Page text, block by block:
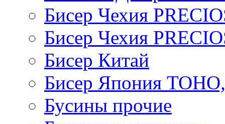
Бисер Чехия
Бисер Чехия
Бисер Китай
Бисер Япония
Бусины прочие